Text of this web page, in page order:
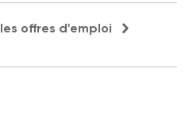
offres d'emploi